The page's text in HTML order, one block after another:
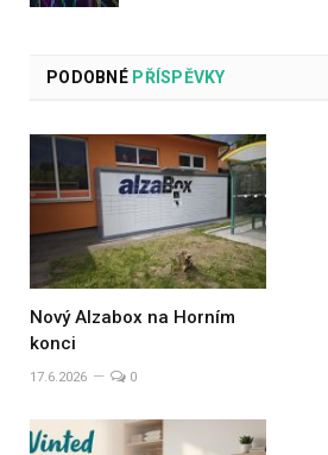
PODOBNÉPŘÍSPĚVKY
Nový Alzabox na Horním
konci
17.6.2026 0